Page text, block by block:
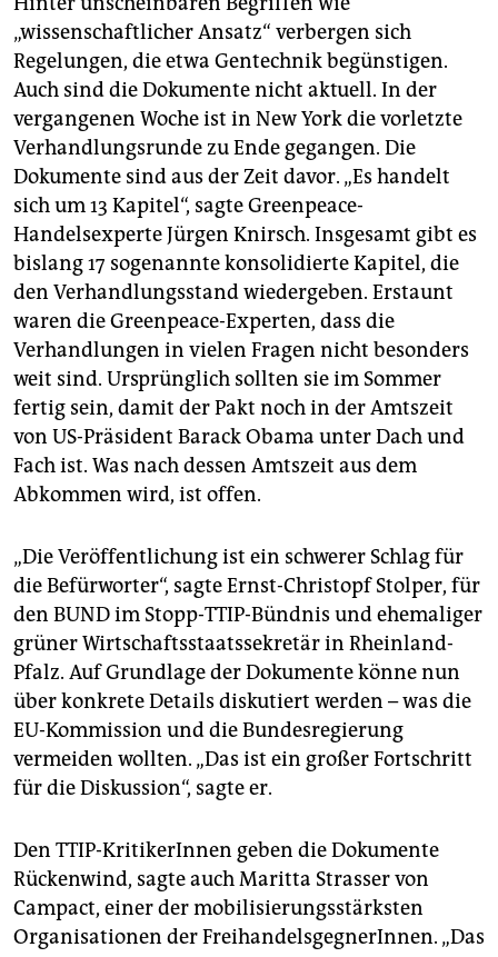
„wissenschaftlicher Ansatz“ verbergen sich
Regelungen, die etwa Gentechnik begünstigen.
Auch sind die Dokumente nicht aktuell. In der
vergangenen Woche ist in New York die vorletzte
Verhandlungsrunde zu Ende gegangen. Die
Dokumente sind aus der Zeit davor. „Es handelt
sich um 13 Kapitel“, sagte Greenpeace-
Handelsexperte Jürgen Knirsch. Insgesamt gibt es
bislang 17 sogenannte konsolidierte Kapitel, die
den Verhandlungsstand wiedergeben. Erstaunt
waren die Greenpeace-Experten, dass die
Verhandlungen in vielen Fragen nicht besonders
weit sind. Ursprünglich sollten sie im Sommer
fertig sein, damit der Pakt noch in der Amtszeit
von US-Präsident Barack Obama unter Dach und
Fach ist. Was nach dessen Amtszeit aus dem
Abkommen wird, ist offen.
„Die Veröffentlichung ist ein schwerer Schlag für
die Befürworter“, sagte Ernst-Christopf Stolper, für
den BUND im Stopp-TTIP-Bündnis und ehemaliger
grüner Wirtschaftsstaatssekretär in Rheinland-
Pfalz. Auf Grundlage der Dokumente könne nun
über konkrete Details diskutiert werden – was die
EU-Kommission und die Bundesregierung
vermeiden wollten. „Das ist ein großer Fortschritt
für die Diskussion“, sagte er.
Den TTIP-KritikerInnen geben die Dokumente
Rückenwind, sagte auch Maritta Strasser von
Campact, einer der mobilisierungsstärksten
Organisationen der FreihandelsgegnerInnen. „Das